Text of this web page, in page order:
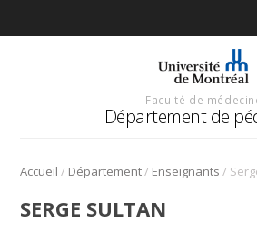
Faculté de
Département de
Accueil / Département/ Enseignants /
SERGE SULTAN